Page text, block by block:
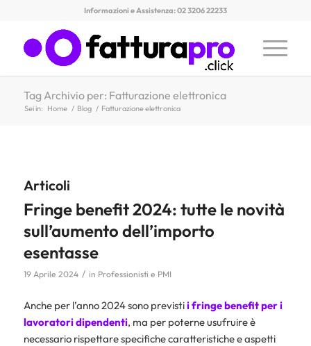
Informazioni e Assistenza: 02 3206 22233
Tag Archivio per: Fatturazione elettronica
Sei in: Home / Blog / Fatturazione elettronica
Articoli
Fringe benefit 2024: tutte le novità
sull’aumento dell’importo
esentasse
19 Aprile 2024 / in Professionisti e PMI
Anche per l’anno 2024 sono previstii fringe benefit per i
lavoratori dipendenti, ma per poterne usufruire è
necessario rispettare specifiche caratteristiche e aspetti